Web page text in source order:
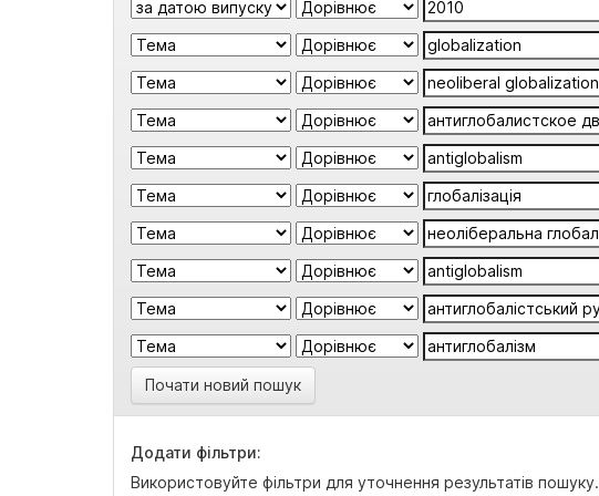
Почати новий пошук
Додати фільтри:
Використовуйте фільтри для уточнення результатів пошуку.